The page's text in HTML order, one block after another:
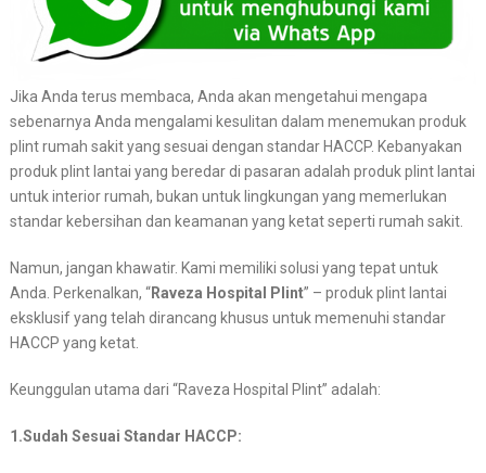
Jika Anda terus membaca, Anda akan mengetahui mengapa
sebenarnya Anda mengalami kesulitan dalam menemukan produk
plint rumah sakit yang sesuai dengan standar HACCP. Kebanyakan
produk plint lantai yang beredar di pasaran adalah produk plint lantai
untuk interior rumah, bukan untuk lingkungan yang memerlukan
standar kebersihan dan keamanan yang ketat seperti rumah sakit.
Namun, jangan khawatir. Kami memiliki solusi yang tepat untuk
Anda. Perkenalkan, “Raveza Hospital Plint” – produk plint lantai
eksklusif yang telah dirancang khusus untuk memenuhi standar
HACCP yang ketat.
Keunggulan utama dari “Raveza Hospital Plint” adalah:
1.Sudah Sesuai Standar HACCP: